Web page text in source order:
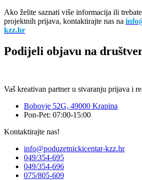
Ako želite saznati više informacija ili
projektnih prijava, kontaktirajte nas na
kzz.hr
Podijeli objavu na
Vaš kreativan partner u stvaranju prijava i
Bobovje 52G, 49000 Krapina
Pon-Pet: 07:00-15:00
Kontaktirajte nas!
info@poduzetnickicentar-kzz.hr
049/354-695
049/354-696
075/805-609